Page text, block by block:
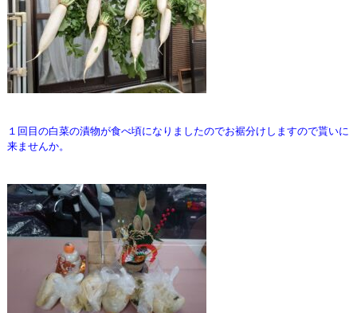
１回目の白菜の漬物が食べ頃になりましたのでお裾分けしますので貰いに
来ませんか。